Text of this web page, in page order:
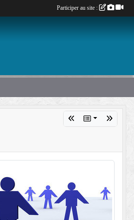
Participer au site :